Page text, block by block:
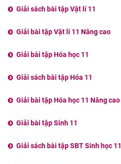
Giải sách bài tập Vật lí 11
Giải bài tập Vật lí 11 Nâng cao
Giải bài tập Hóa học 11
Giải sách bài tập Hóa 11
Giải bài tập Hóa học 11 Nâng cao
Giải bài tập Sinh 11
Giải sách bài tập SBT Sinh học 11